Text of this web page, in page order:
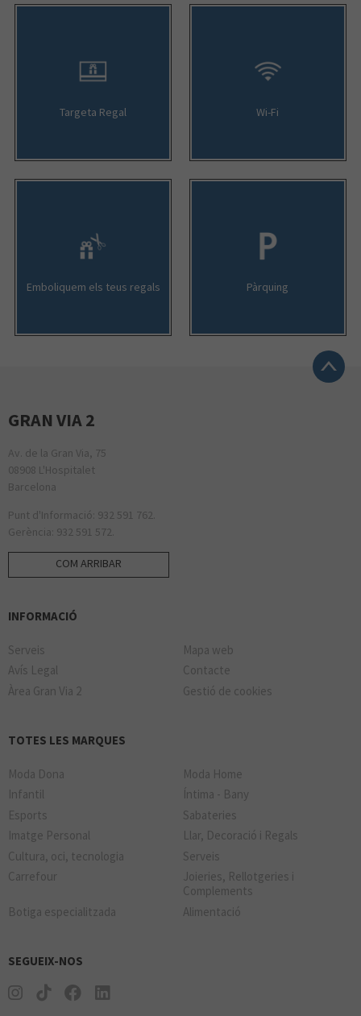
Targeta Regal Wi-Fi
Emboliquem els teus regals Pàrquing
GRAN VIA 2
Av. de la Gran Via, 75
08908 L'Hospitalet
Barcelona
Punt d'Informació: 932 591 762.
Gerència: 932 591 572.
COM ARRIBAR
INFORMACIÓ
Serveis
Mapa web
Avís Legal
Contacte
Àrea Gran Via 2
Gestió de cookies
TOTES LES MARQUES
Moda Dona
Moda Home
Infantil
Íntima - Bany
Esports
Sabateries
Imatge Personal
Llar, Decoració i Regals
Cultura, oci, tecnologia
Serveis
Carrefour
Joieries, Rellotgeries i
Complements
Botiga especialitzada
Alimentació
SEGUEIX-NOS